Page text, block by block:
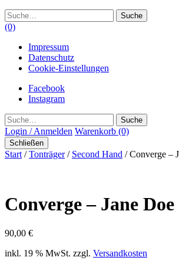
Suche
(0)
Impressum
Datenschutz
Cookie-Einstellungen
Facebook
Instagram
Suche
Login / Anmelden Warenkorb (0)
Schließen
Start /Tonträger/ Second Hand / Converge –
Converge – Jane Doe
90,00 €
inkl. 19 % MwSt. zzgl. Versandkosten